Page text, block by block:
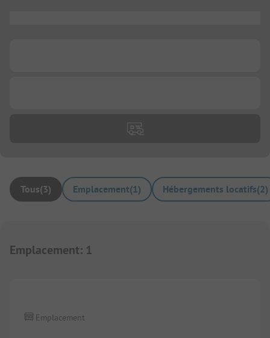
Tous(3) Emplacement(1) Hébergements locatifs(2)
Emplacement: 1
Emplacement